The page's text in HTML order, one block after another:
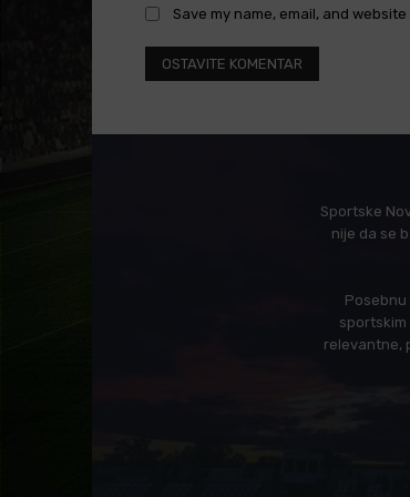
Save my name, email, and
Sportske
nije da se
Posebnu
relevantne,